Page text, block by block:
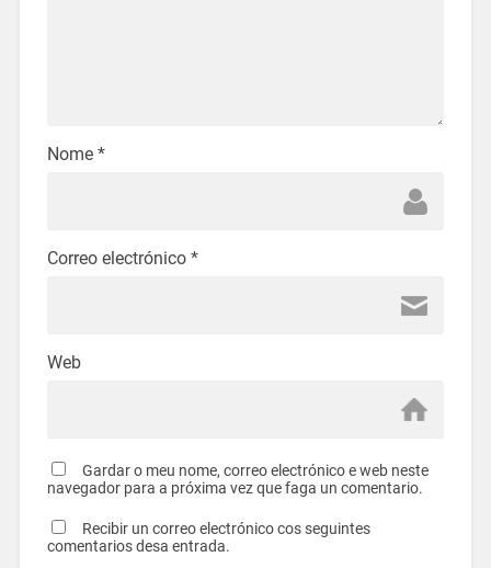
Nome *
Correo electrónico *
Web
Gardar o meu nome, correo electrónico e web neste
navegador para a próxima vez que faga un comentario.
Recibir un correo electrónico cos seguintes
comentarios desa entrada.